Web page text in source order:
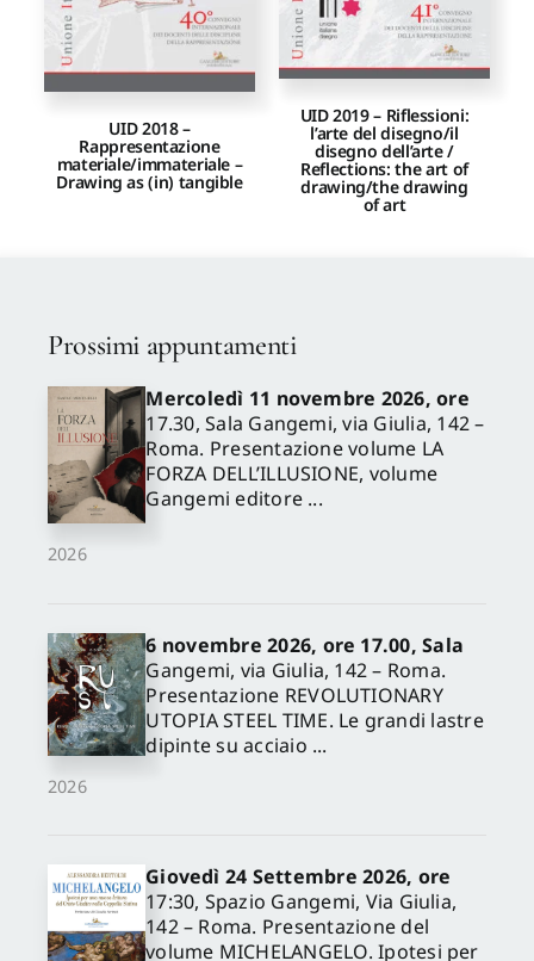
UID 2018 –
Rappresentazione
materiale/immateriale –
Drawing as (in) tangible
UID 2019 – Riflessioni:
l’arte del disegno/il
disegno dell’arte /
Reflections: the art of
drawing/the drawing
of art
Prossimi appuntamenti
2026
Mercoledì 11 novembre 2026, ore
17.30, Sala Gangemi, via Giulia, 142 –
Roma. Presentazione volume LA
FORZA DELL’ILLUSIONE, volume
Gangemi editore ...
2026
6 novembre 2026, ore 17.00, Sala
Gangemi, via Giulia, 142 – Roma.
Presentazione REVOLUTIONARY
UTOPIA STEEL TIME. Le grandi lastre
dipinte su acciaio ...
Giovedì 24 Settembre 2026, ore
17:30, Spazio Gangemi, Via Giulia,
142 – Roma. Presentazione del
volume MICHELANGELO. Ipotesi per